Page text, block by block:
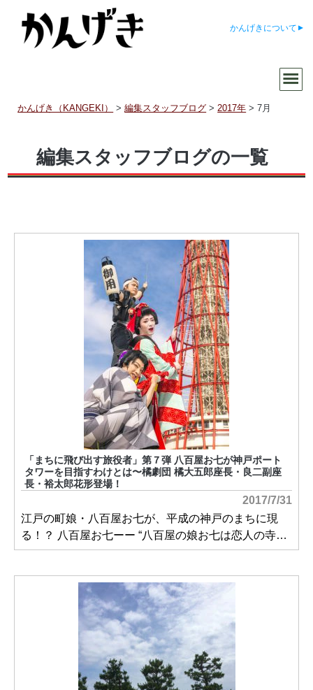
かんげきについて
かんげき（KANGEKI） >編集スタッフブログ >2017年 > 7月
編集スタッフブログの一覧
「まちに飛び出す旅役者」第７弾 八百屋お七が神戸ポート
タワーを目指すわけとは〜橘劇団 橘大五郎座長・良二副座
長・裕太郎花形登場！
2017/7/31
江戸の町娘・八百屋お七が、平成の神戸のまちに現
る！？ 八百屋お七ーー “八百屋の娘お七は恋人の寺…